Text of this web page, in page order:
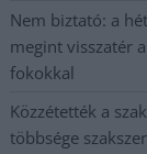
Nem biztató: a
megint visszatér
fokokkal
Közzétették a
többsége